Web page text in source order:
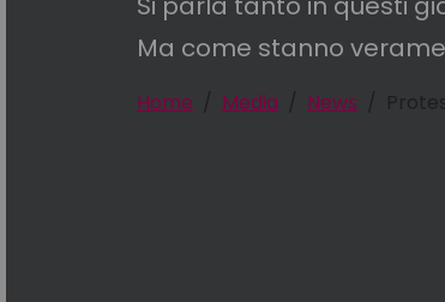
Ma come stanno
Home Media News